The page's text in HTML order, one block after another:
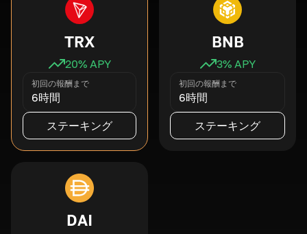
TRX
20% APY
初回の報酬まで
6時間
ステーキング
BNB
3% APY
初回の報酬まで
6時間
ステーキング
DAI